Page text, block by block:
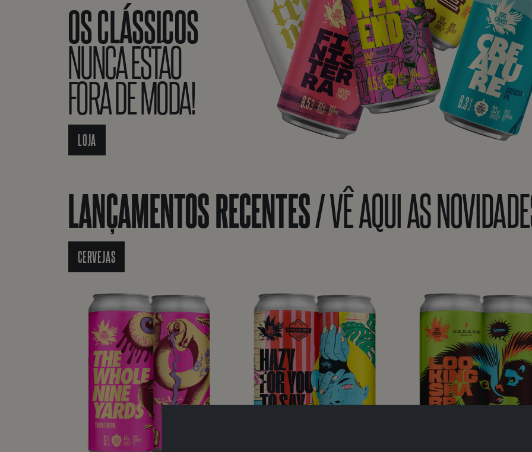
OS CLÁSSICOS
NUNCA ESTÃO
FORA DE MODA!
LOJA
LANÇAMENTOS RECENTES /VÊ AQUI AS
CERVEJAS